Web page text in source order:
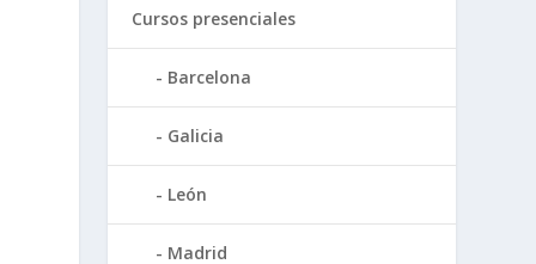
Cursos presenciales
Barcelona
Galicia
León
Madrid